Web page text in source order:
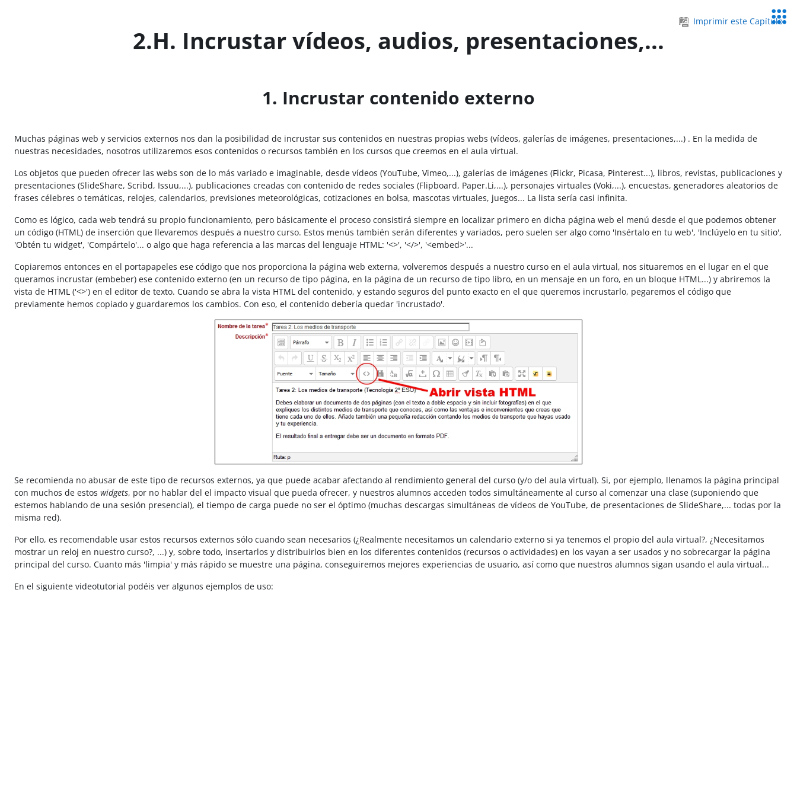
Imprimir este Capítulo
2.H. Incrustar vídeos, audios, presentaciones,...
1. Incrustar contenido externo
Muchas páginas web y servicios externos nos dan la posibilidad de incrustar sus contenidos en nuestras propias webs (vídeos, galerías de imágenes, presentaciones,...) . En la medida de
nuestras necesidades, nosotros utilizaremos esos contenidos o recursos también en los cursos que creemos en el aula virtual.
Los objetos que pueden ofrecer las webs son de lo más variado e imaginable, desde vídeos (YouTube, Vimeo,...), galerías de imágenes (Flickr, Picasa, Pinterest...), libros, revistas, publicaciones y
presentaciones (SlideShare, Scribd, Issuu,...), publicaciones creadas con contenido de redes sociales (Flipboard, Paper.Li,...), personajes virtuales (Voki,...), encuestas, generadores aleatorios de
frases célebres o temáticas, relojes, calendarios, previsiones meteorológicas, cotizaciones en bolsa, mascotas virtuales, juegos... La lista sería casi infinita.
Como es lógico, cada web tendrá su propio funcionamiento, pero básicamente el proceso consistirá siempre en localizar primero en dicha página web el menú desde el que podemos obtener
un código (HTML) de inserción que llevaremos después a nuestro curso. Estos menús también serán diferentes y variados, pero suelen ser algo como 'Insértalo en tu web', 'Inclúyelo en tu sitio',
'Obtén tu widget', 'Compártelo'... o algo que haga referencia a las marcas del lenguaje HTML: '<>', '</>', '<embed>'...
Copiaremos entonces en el portapapeles ese código que nos proporciona la página web externa, volveremos después a nuestro curso en el aula virtual, nos situaremos en el lugar en el que
queramos incrustar (embeber) ese contenido externo (en un recurso de tipo página, en la página de un recurso de tipo libro, en un mensaje en un foro, en un bloque HTML...) y abriremos la
vista de HTML ('<>') en el editor de texto. Cuando se abra la vista HTML del contenido, y estando seguros del punto exacto en el que queremos incrustarlo, pegaremos el código que
previamente hemos copiado y guardaremos los cambios. Con eso, el contenido debería quedar 'incrustado'.
Se recomienda no abusar de este tipo de recursos externos, ya que puede acabar afectando al rendimiento general del curso (y/o del aula virtual). Si, por ejemplo, llenamos la página principal
con muchos de estos widgets, por no hablar del el impacto visual que pueda ofrecer, y nuestros alumnos acceden todos simultáneamente al curso al comenzar una clase (suponiendo que
estemos hablando de una sesión presencial), el tiempo de carga puede no ser el óptimo (muchas descargas simultáneas de vídeos de YouTube, de presentaciones de SlideShare,... todas por la
misma red).
Por ello, es recomendable usar estos recursos externos sólo cuando sean necesarios (¿Realmente necesitamos un calendario externo si ya tenemos el propio del aula virtual?, ¿Necesitamos
mostrar un reloj en nuestro curso?, ...) y, sobre todo, insertarlos y distribuirlos bien en los diferentes contenidos (recursos o actividades) en los vayan a ser usados y no sobrecargar la página
principal del curso. Cuanto más 'limpia' y más rápido se muestre una página, conseguiremos mejores experiencias de usuario, así como que nuestros alumnos sigan usando el aula virtual...
En el siguiente videotutorial podéis ver algunos ejemplos de uso: